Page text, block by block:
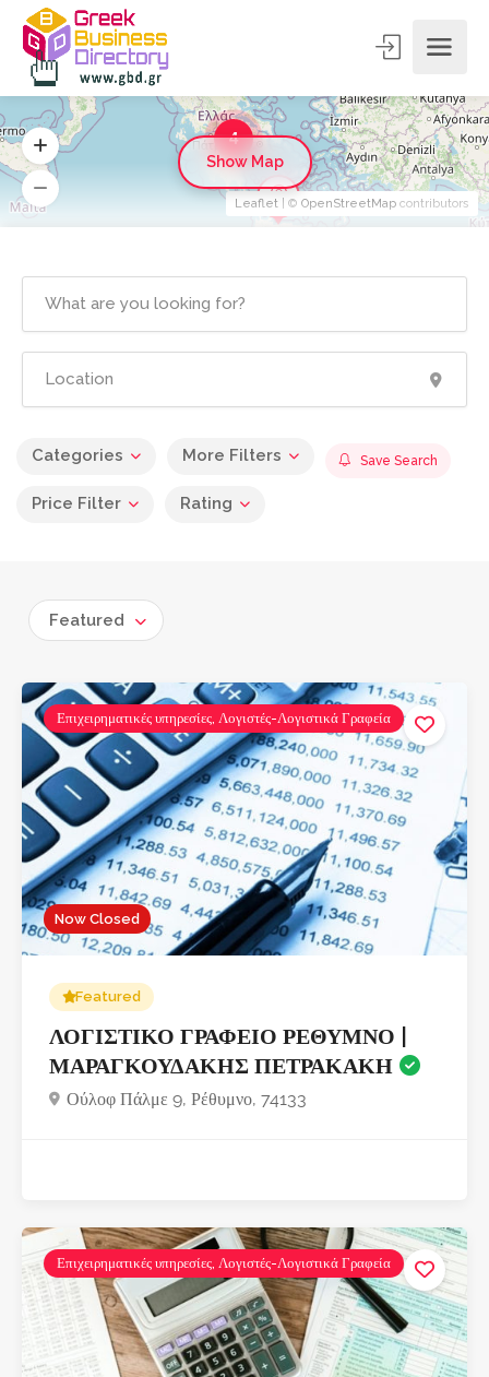
Categories More Filters
Price Filter Rating
Save Search
Featured
Now Closed
Επιχειρηματικές υπηρεσίες, Λογιστές-Λογιστικά Γραφεία
Featured
ΛΟΓΙΣΤΙΚΟ ΓΡΑΦΕΙΟ ΡΕΘΥΜΝΟ |
ΜΑΡΑΓΚΟΥΔΑΚΗΣ ΠΕΤΡΑΚΑΚΗ
Ούλοφ Πάλμε 9, Ρέθυμνο, 74133
Επιχειρηματικές υπηρεσίες, Λογιστές-Λογιστικά Γραφεία
4
Leaflet | © OpenStreetMap contributors
Show Map